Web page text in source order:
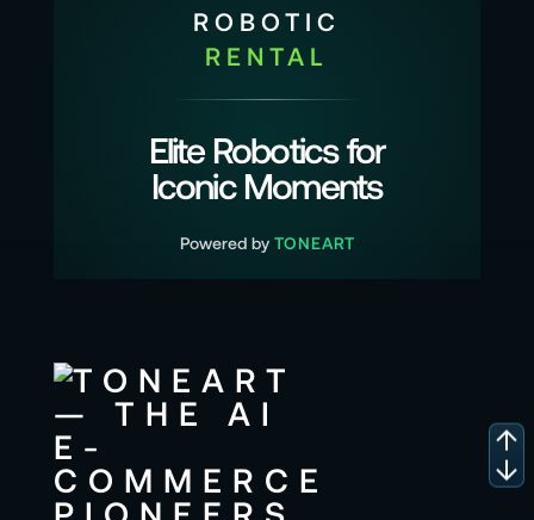
ROBOTIC
RENTAL
Elite Robotics for
Iconic Moments
Powered by TONEART